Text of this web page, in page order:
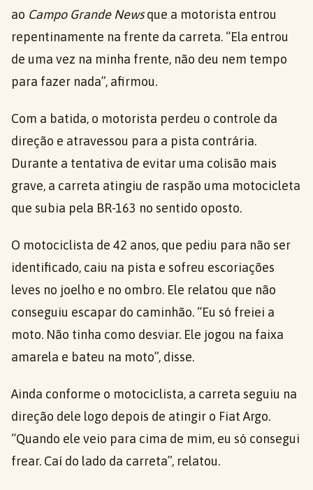
ao Campo Grande Newsque a motorista entrou
repentinamente na frente da carreta. “Ela entrou
de uma vez na minha frente, não deu nem tempo
para fazer nada”, afirmou.
Com a batida, o motorista perdeu o controle da
direção e atravessou para a pista contrária.
Durante a tentativa de evitar uma colisão mais
grave, a carreta atingiu de raspão uma motocicleta
que subia pela BR-163 no sentido oposto.
O motociclista de 42 anos, que pediu para não ser
identificado, caiu na pista e sofreu escoriações
leves no joelho e no ombro. Ele relatou que não
conseguiu escapar do caminhão. “Eu só freiei a
moto. Não tinha como desviar. Ele jogou na faixa
amarela e bateu na moto”, disse.
Ainda conforme o motociclista, a carreta seguiu na
direção dele logo depois de atingir o Fiat Argo.
“Quando ele veio para cima de mim, eu só consegui
frear. Caí do lado da carreta”, relatou.